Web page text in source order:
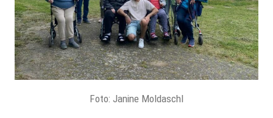
Foto: Janine Moldaschl